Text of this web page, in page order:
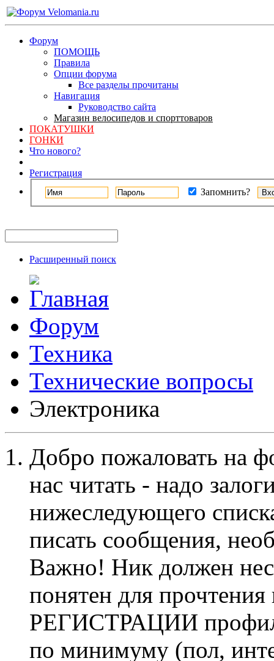
Форум
ПОМОЩЬ
Правила
Опции форума
Все разделы прочитаны
Навигация
Руководство сайта
Магазин велосипедов и спорттоваров
ПОКАТУШКИ
ГОНКИ
Что нового?
Регистрация
Запомнить?
Расширенный поиск
Форум
Техника
Технические вопросы
Электроника
Добро пожаловать на
нас читать - надо
нижеследующего
писать сообщения,
Важно! Ник должен
понятен для
РЕГИСТРАЦИИ профиль
по минимуму (пол,